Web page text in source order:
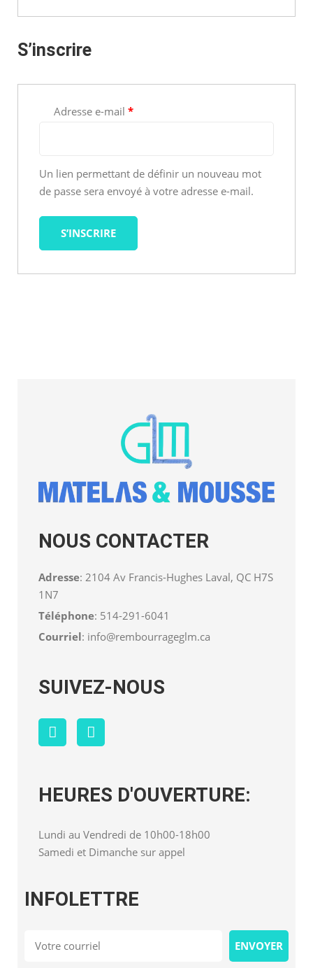
S’inscrire
Adresse e-mail *Obligatoire
Un lien permettant de définir un nouveau mot
de passe sera envoyé à votre adresse e-mail.
S’INSCRIRE
NOUS CONTACTER
Adresse: 2104 Av Francis-Hughes Laval, QC H7S
1N7
Téléphone: 514-291-6041
Courriel: info@rembourrageglm.ca
SUIVEZ-NOUS
HEURES D'OUVERTURE:
Lundi au Vendredi de 10h00-18h00
Samedi et Dimanche sur appel
INFOLETTRE